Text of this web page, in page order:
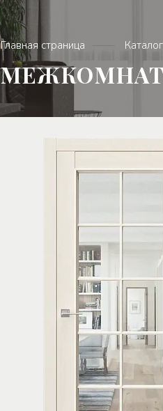
Главная страница Каталог